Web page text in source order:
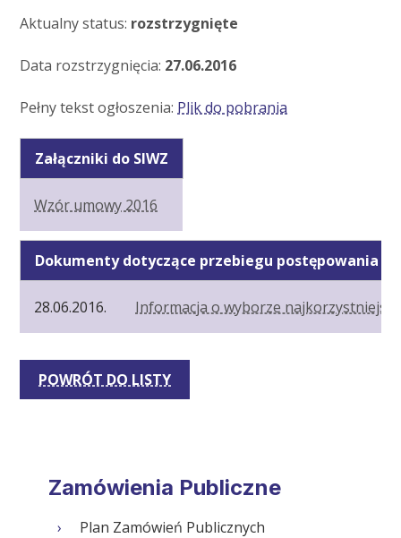
Aktualny status: rozstrzygnięte
Data rozstrzygnięcia: 27.06.2016
Pełny tekst ogłoszenia: Plik do pobrania
Załączniki do SIWZ
Wzór umowy 2016
Dokumenty dotyczące przebiegu postępowania
28.06.2016. Informacja o wyborze
POWRÓT DO LISTY
Zamówienia Publiczne
Plan Zamówień Publicznych